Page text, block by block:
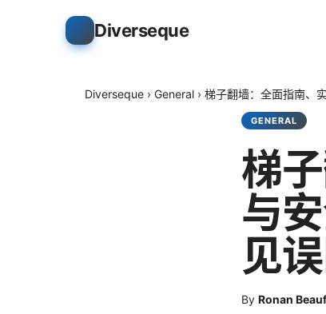
Diverseque
Diverseque › General › 梯子翻墙：全面指南、
GENERAL
梯
与
见
By Ronan